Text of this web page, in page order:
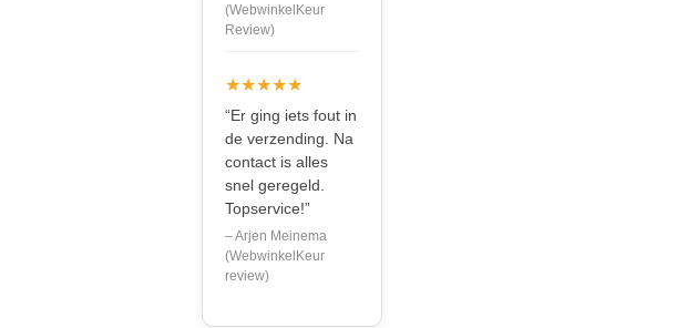
(WebwinkelKeur
Review)
★★★★★
“Er ging iets fout in
de verzending. Na
contact is alles
snel geregeld.
Topservice!”
– Arjen Meinema
(WebwinkelKeur
review)